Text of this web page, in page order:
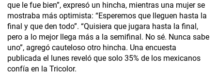
que le fue bien”, expresó un hincha, mientras una mujer se
mostraba más optimista: “Esperemos que lleguen hasta la
final y que den todo”. “Quisiera que jugara hasta la final,
pero a lo mejor llega más a la semifinal. No sé. Nunca sabe
uno”, agregó cauteloso otro hincha. Una encuesta
publicada el lunes reveló que solo 35% de los mexicanos
confía en la Tricolor.